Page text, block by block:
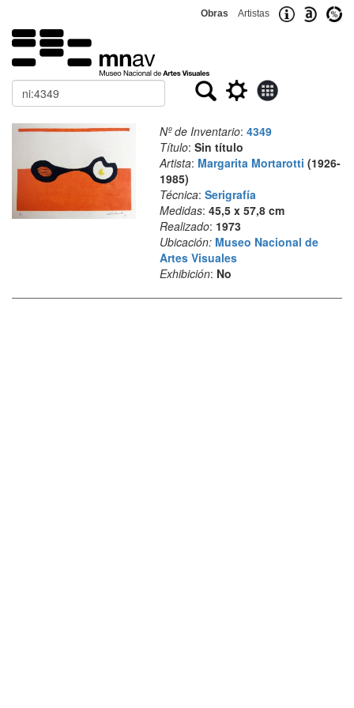
Obras Artistas
Buscar
Nº de Inventario: 4349
Título: Sin título
Artista: Margarita Mortarotti (1926-
1985)
Técnica: Serigrafía
Medidas: 45,5 x 57,8 cm
Realizado: 1973
Ubicación: Museo Nacional de
Artes Visuales
Exhibición: No